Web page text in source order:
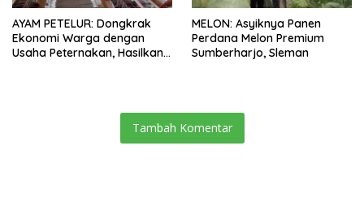
AYAM PETELUR: Dongkrak
Ekonomi Warga dengan
Usaha Peternakan, Hasilkan
MELON: Asyiknya Panen
Perdana Melon Premium
Sumberharjo, Sleman
Tambah Komentar